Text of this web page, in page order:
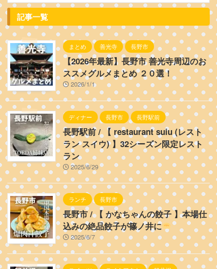
記事一覧
まとめ 善光寺 長野市
【2026年最新】長野市 善光寺周辺のお
ススメグルメまとめ ２０選！
2026/1/1
ディナー 長野市 長野駅前
長野駅前 / 【 restaurant suiu (レスト
ラン スイウ) 】32シーズン限定レスト
ラン
2025/6/29
ランチ 長野市
長野市 / 【 かなちゃんの餃子 】本場仕
込みの絶品餃子が篠ノ井に
2025/6/7